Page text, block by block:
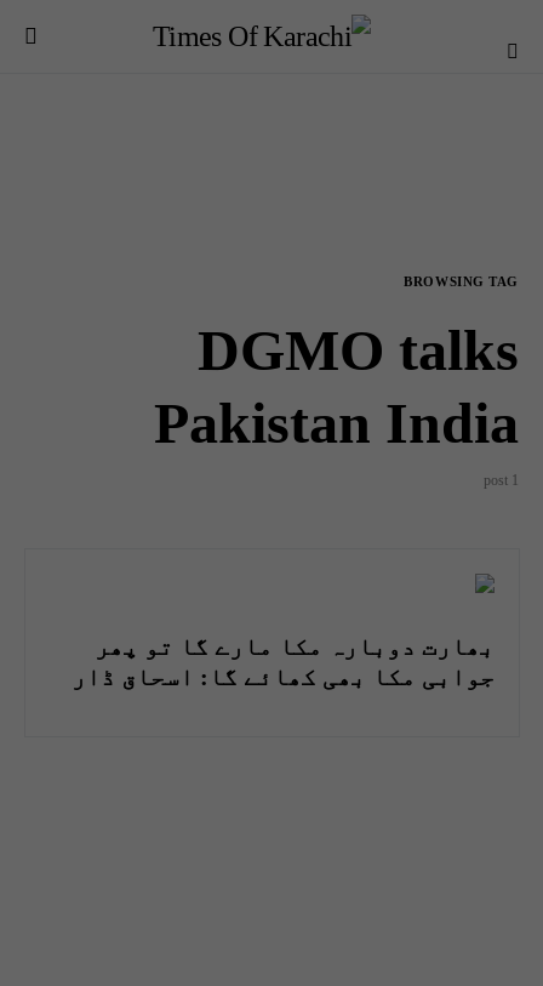
BROWSING TAG
DGMO talks
Pakistan India
1 post
بھارت دوبارہ مکا مارے گا تو پھر
جوابی مکا بھی کھائے گا: اسحاق ڈار